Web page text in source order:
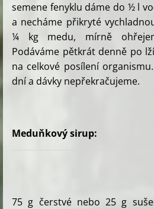
semene fenyklu dáme do ½ l
a necháme přikryté
¼ kg medu, mírně
Podáváme pětkrát denně po
na celkové posílení
dní a dávky nepřekračujeme.
Meduňkový sirup:
75 g čerstvé nebo 25 g